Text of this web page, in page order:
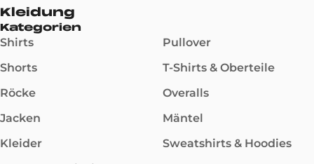
Kleidung
Kategorien
Shirts
Shorts
Röcke
Jacken
Kleider
Pullover
T-Shirts & Oberteile
Overalls
Mäntel
Sweatshirts & Hoodies